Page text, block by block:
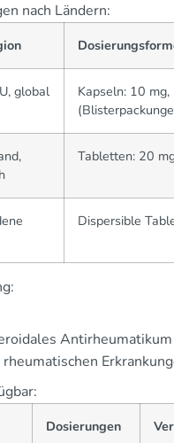
nach Ländern:
global
Kapseln: 10
Tabletten: 20
Dispersible
Dosierungen